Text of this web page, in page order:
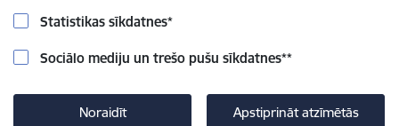
Statistikas sīkdatnes*
Sociālo mediju un trešo pušu sīkdatnes**
Noraidīt Apstiprināt atzīmētās